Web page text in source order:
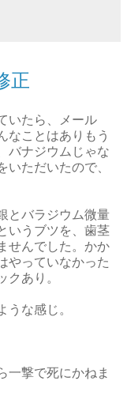
正
いたら、メール
なことはありもう
バナジウムじゃな
いただいたので、
とバラジウム微量
いうブツを、歯茎
せんでした。かか
やっていなかった
クあり。
うな感じ。
一撃で死にかねま